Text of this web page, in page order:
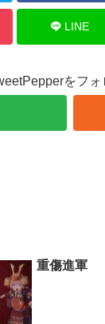
LINE
をフォ
重傷進軍